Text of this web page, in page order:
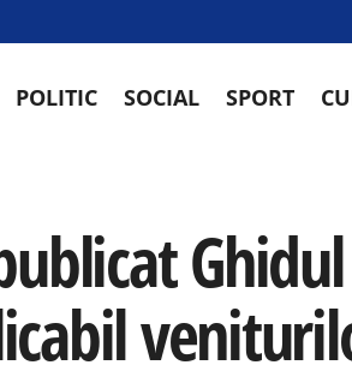
POLITIC SOCIAL SPORT